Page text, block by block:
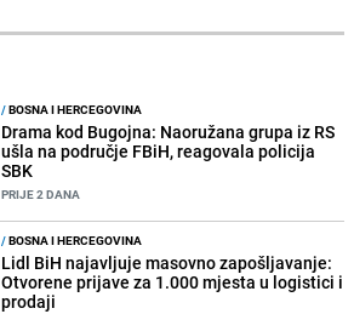
/BOSNA I HERCEGOVINA
Drama kod Bugojna: Naoružana grupa iz RS
ušla na područje FBiH, reagovala policija
SBK
PRIJE 2 DANA
/BOSNA I HERCEGOVINA
Lidl BiH najavljuje masovno zapošljavanje:
Otvorene prijave za 1.000 mjesta u logistici i
prodaji